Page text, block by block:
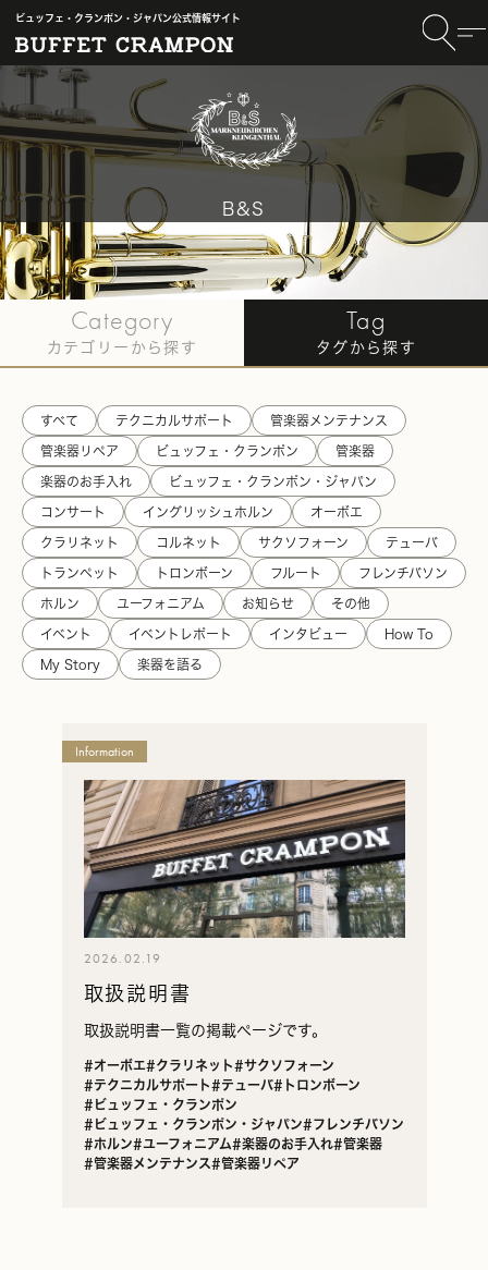
ビュッフェ・クランポン・ジャパン公式情報サイト
B&S
TOP 〈B&S〉 #テクニカルサポート記事一覧
Category
カテゴリーから探す
Tag
タグから探す
すべて テクニカルサポート 管楽器メンテナンス
管楽器リペア ビュッフェ・クランポン 管楽器
楽器のお手入れ ビュッフェ・クランポン・ジャパン
コンサート イングリッシュホルン オーボエ
クラリネット コルネット サクソフォーン テューバ
トランペット トロンボーン フルート フレンチバソン
ホルン ユーフォニアム お知らせ その他
イベント イベントレポート インタビュー How To
My Story 楽器を語る
B&S
Information
2026.02.19
取扱説明書
取扱説明書一覧の掲載ページです。
#オーボエ#クラリネット#サクソフォーン
#テクニカルサポート#テューバ#トロンボーン
#ビュッフェ・クランポン
#ビュッフェ・クランポン・ジャパン#フレンチバソン
#ホルン#ユーフォニアム#楽器のお手入れ#管楽器
#管楽器メンテナンス#管楽器リペア